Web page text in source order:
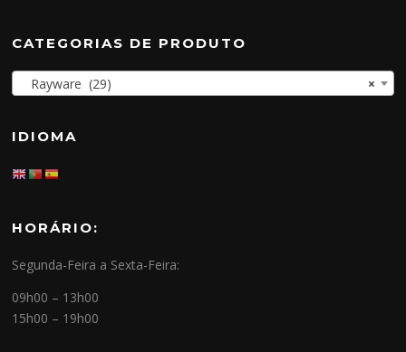
CATEGORIAS DE PRODUTO
×
Rayware (29)
IDIOMA
HORÁRIO:
Segunda-Feira a Sexta-Feira:
09h00 – 13h00
15h00 – 19h00